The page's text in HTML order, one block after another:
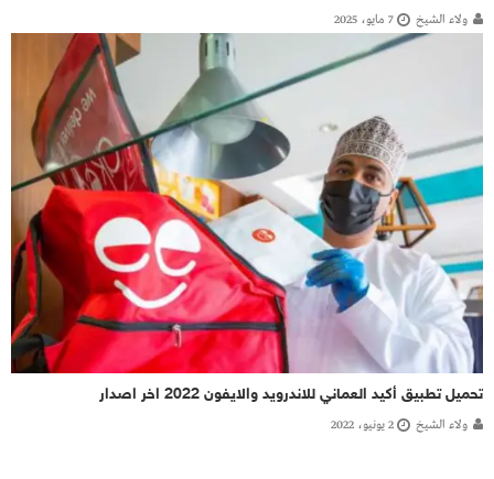
ولاء الشيخ 7 مايو، 2025
تحميل تطبيق أكيد العماني للاندرويد والايفون 2022 اخر اصدار
ولاء الشيخ 2 يونيو، 2022